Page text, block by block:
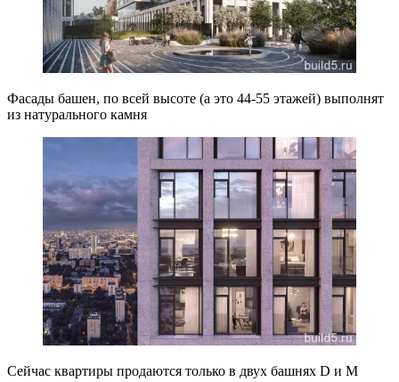
Фасады башен, по всей высоте (а это 44-55 этажей) выполнят
из натурального камня
Сейчас квартиры продаются только в двух башнях D и M